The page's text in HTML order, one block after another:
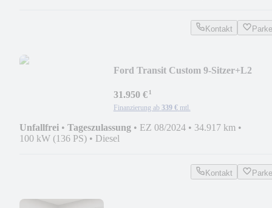
Kontakt
Ford Transit Custom 9-Sitzer+L2
31.950 €¹
Finanzierung ab 339 € mtl.
Unfallfrei • Tageszulassung • EZ 08/2024 • 34.917 km •
100 kW (136 PS) • Diesel
Kontakt